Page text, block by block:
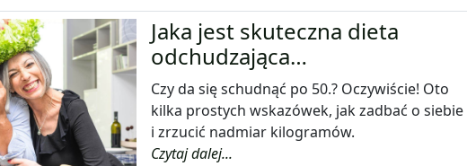
Jaka jest skuteczna dieta
odchudzająca…
Czy da się schudnąć po 50.? Oczywiście! Oto
kilka prostych wskazówek, jak zadbać o siebie
i zrzucić nadmiar kilogramów.
Czytaj dalej...